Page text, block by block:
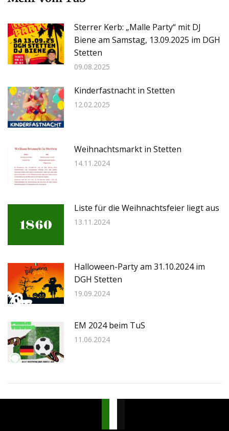
Sterrer Kerb: „Malle Party“ mit DJ
Biene am Samstag, 13.09.2025 im DGH
Stetten
09.08.2025
Kinderfastnacht in Stetten
12.02.2025
Weihnachtsmarkt in Stetten
14.11.2024
Liste für die Weihnachtsfeier liegt aus
13.11.2024
Halloween-Party am 31.10.2024 im
DGH Stetten
19.09.2024
EM 2024 beim TuS
11.06.2024